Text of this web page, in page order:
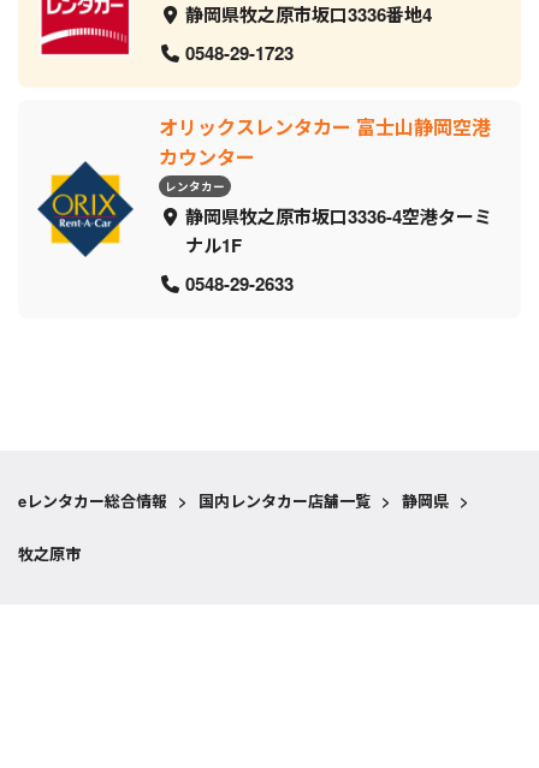
静岡県牧之原市坂口3336番地4
0548-29-1723
オリックスレンタカー 富士山静岡空港
カウンター
レンタカー
静岡県牧之原市坂口3336-4空港ターミ
ナル1F
0548-29-2633
eレンタカー総合情報 > 国内レンタカー店舗一覧 > 静岡県 >
牧之原市